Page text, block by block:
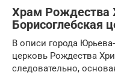
Храм Рождества
Борисоглебская
В описи города
церковь Рождества
следовательно,